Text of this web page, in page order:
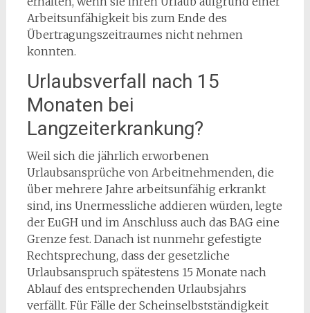
Arbeitsunfähigkeit bis zum Ende des
Übertragungszeitraumes nicht nehmen
konnten.
Urlaubsverfall nach 15
Monaten bei
Langzeiterkrankung?
Weil sich die jährlich erworbenen
Urlaubsansprüche von Arbeitnehmenden, die
über mehrere Jahre arbeitsunfähig erkrankt
sind, ins Unermessliche addieren würden, legte
der EuGH und im Anschluss auch das BAG eine
Grenze fest. Danach ist nunmehr gefestigte
Rechtsprechung, dass der gesetzliche
Urlaubsanspruch spätestens 15 Monate nach
Ablauf des entsprechenden Urlaubsjahrs
verfällt. Für Fälle der Scheinselbstständigkeit